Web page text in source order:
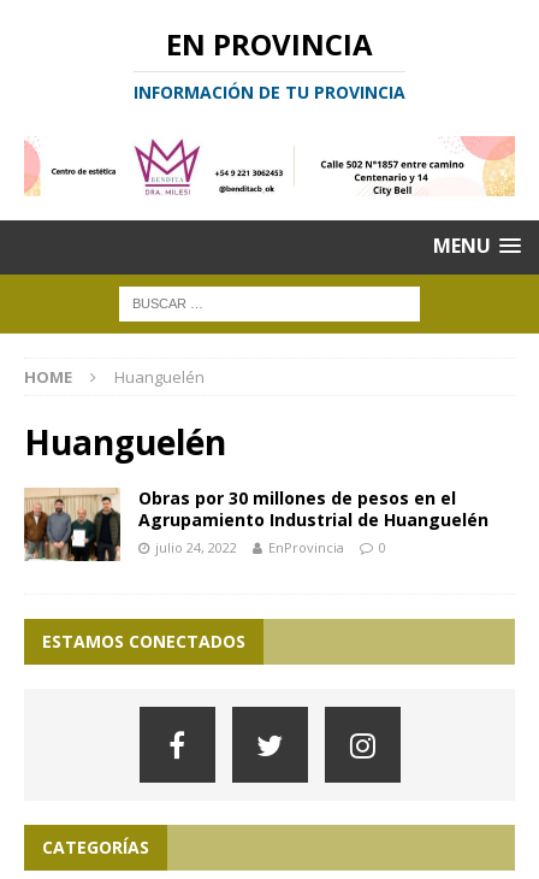
EN PROVINCIA
INFORMACIÓN DE TU PROVINCIA
MENU
HOME Huanguelén
Huanguelén
Obras por 30 millones de pesos en el
Agrupamiento Industrial de Huanguelén
julio 24, 2022 EnProvincia 0
ESTAMOS CONECTADOS
CATEGORÍAS